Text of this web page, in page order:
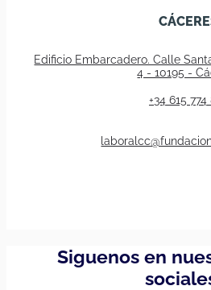
Edificio Embarcadero. Calle
4 - 10195 -
+34 615 774
Siguenos en